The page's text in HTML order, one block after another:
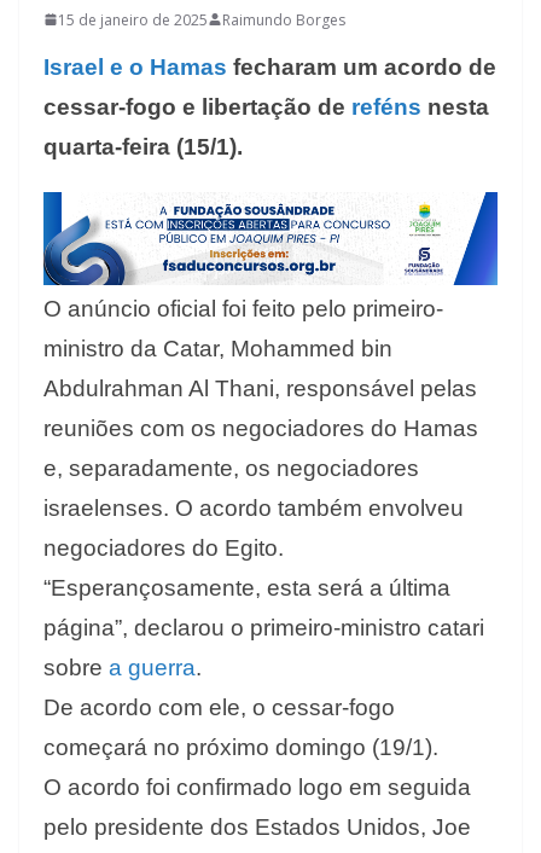
15 de janeiro de 2025 Raimundo Borges
Israel e o Hamas fecharam um acordo de
cessar-fogo e libertação de reféns nesta
quarta-feira (15/1).
O anúncio oficial foi feito pelo primeiro-
ministro da Catar, Mohammed bin
Abdulrahman Al Thani, responsável pelas
reuniões com os negociadores do Hamas
e, separadamente, os negociadores
israelenses. O acordo também envolveu
negociadores do Egito.
“Esperançosamente, esta será a última
página”, declarou o primeiro-ministro catari
sobre a guerra.
De acordo com ele, o cessar-fogo
começará no próximo domingo (19/1).
O acordo foi confirmado logo em seguida
pelo presidente dos Estados Unidos, Joe